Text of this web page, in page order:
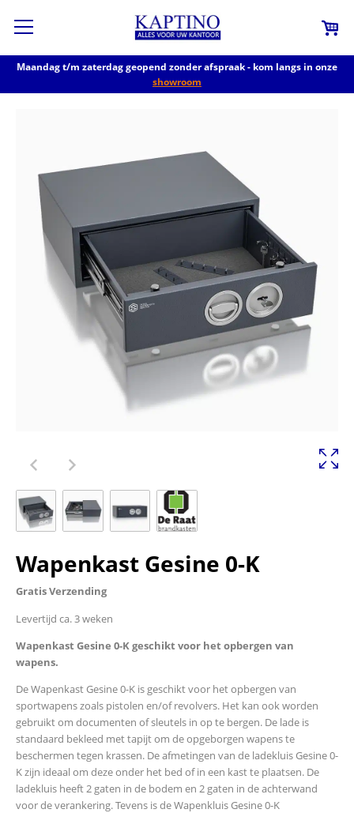
Maandag t/m zaterdag geopend zonder afspraak - kom langs in onze
showroom
Wapenkast Gesine 0-K
Gratis Verzending
Levertijd ca. 3 weken
Wapenkast Gesine 0-K geschikt voor het opbergen van
wapens.
De Wapenkast Gesine 0-K is geschikt voor het opbergen van
sportwapens zoals pistolen en/of revolvers. Het kan ook worden
gebruikt om documenten of sleutels in op te bergen. De lade is
standaard bekleed met tapijt om de opgeborgen wapens te
beschermen tegen krassen. De afmetingen van de ladekluis Gesine 0-
K zijn ideaal om deze onder het bed of in een kast te plaatsen. De
ladekluis heeft 2 gaten in de bodem en 2 gaten in de achterwand
voor de verankering. Tevens is de Wapenkluis Gesine 0-K